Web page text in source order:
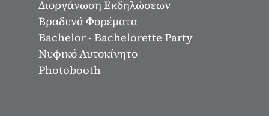
Διοργάνωση Εκδηλώσεων
Βραδυνά Φορέματα
Bachelor - Bachelorette Party
Νυφικό Αυτοκίνητο
Photobooth